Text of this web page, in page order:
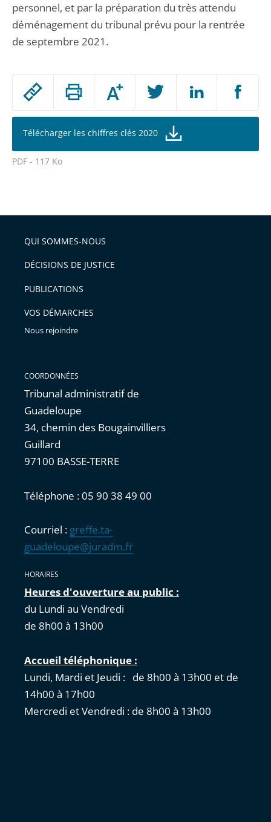
Passer
partage
de
l'article
pour
Augmenter
ou
la
de
police
Télécharger les chiffres clés 2020
PDF - 117 Ko
l'article
pour
avant
personnel, et par la préparation du très attendu
déménagement du tribunal prévu pour la rentrée
de septembre 2021.
QUI SOMMES-NOUS
DÉCISIONS DE JUSTICE
PUBLICATIONS
VOS DÉMARCHES
Nous rejoindre
COORDONNÉES
Tribunal administratif de
Guadeloupe
34, chemin des Bougainvilliers
Guillard
97100 BASSE-TERRE
Téléphone : 05 90 38 49 00
Courriel : greffe.ta-
guadeloupe@juradm.fr
HORAIRES
Heures d'ouverture au public :
du Lundi au Vendredi
de 8h00 à 13h00
Accueil téléphonique :
Lundi, Mardi et Jeudi : de 8h00 à 13h00 et de
14h00 à 17h00
Mercredi et Vendredi : de 8h00 à 13h00